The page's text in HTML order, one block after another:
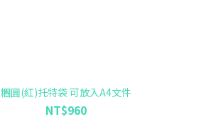
糰圓(紅)托特袋 可放入A4文件
NT$960